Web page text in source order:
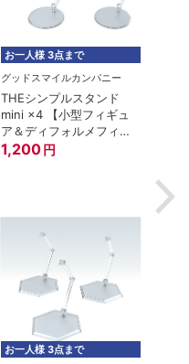
お一人様 3点まで
グッドスマイルカンパニー
THEシンプルスタンド
mini ×4 【小型フィギュ
ア＆ディフォルメフィギ
ュア用】
1,200 円
お一人様 3点まで